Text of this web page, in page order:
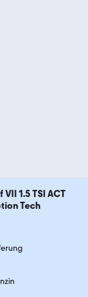
1.5 TSI ACT
Tech